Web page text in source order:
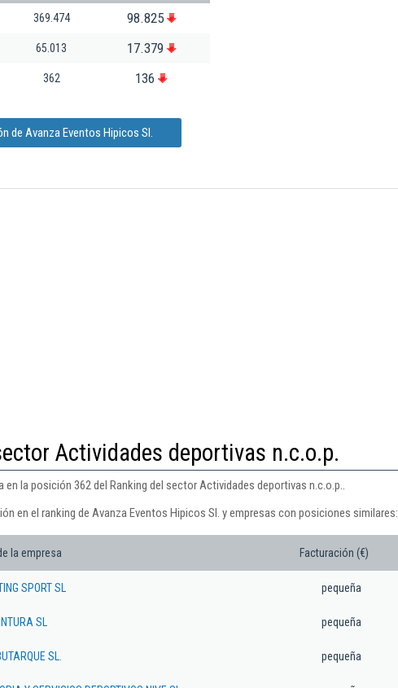
369.474 98.825
65.013 17.379
362 136
de Avanza Eventos Hipicos Sl.
Actividades deportivas n.c.o.p.
la posición 362 del Ranking del sector Actividades deportivas n.c.o.p..
en el ranking de Avanza Eventos Hipicos Sl. y empresas con posiciones similares:
la empresa Facturación (€)
SPORT SL pequeña
SL pequeña
SL. pequeña